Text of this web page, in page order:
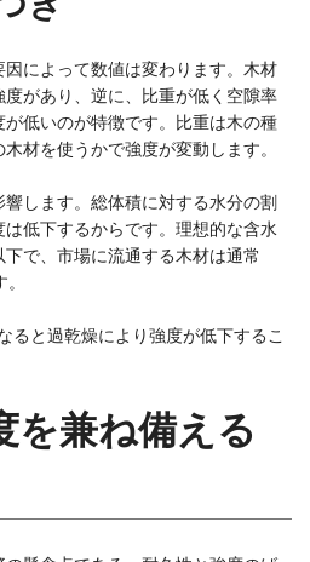
によって数値は変わります。木材
があり、逆に、比重が低く空隙率
低いのが特徴です。比重は木の種
材を使うかで強度が変動します。
します。総体積に対する水分の割
低下するからです。理想的な含水
で、市場に流通する木材は通常
ると過乾燥により強度が低下するこ
を兼ね備える